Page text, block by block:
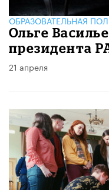
ОБРАЗОВАТЕЛЬНАЯ
Ольге
президента
21 апреля